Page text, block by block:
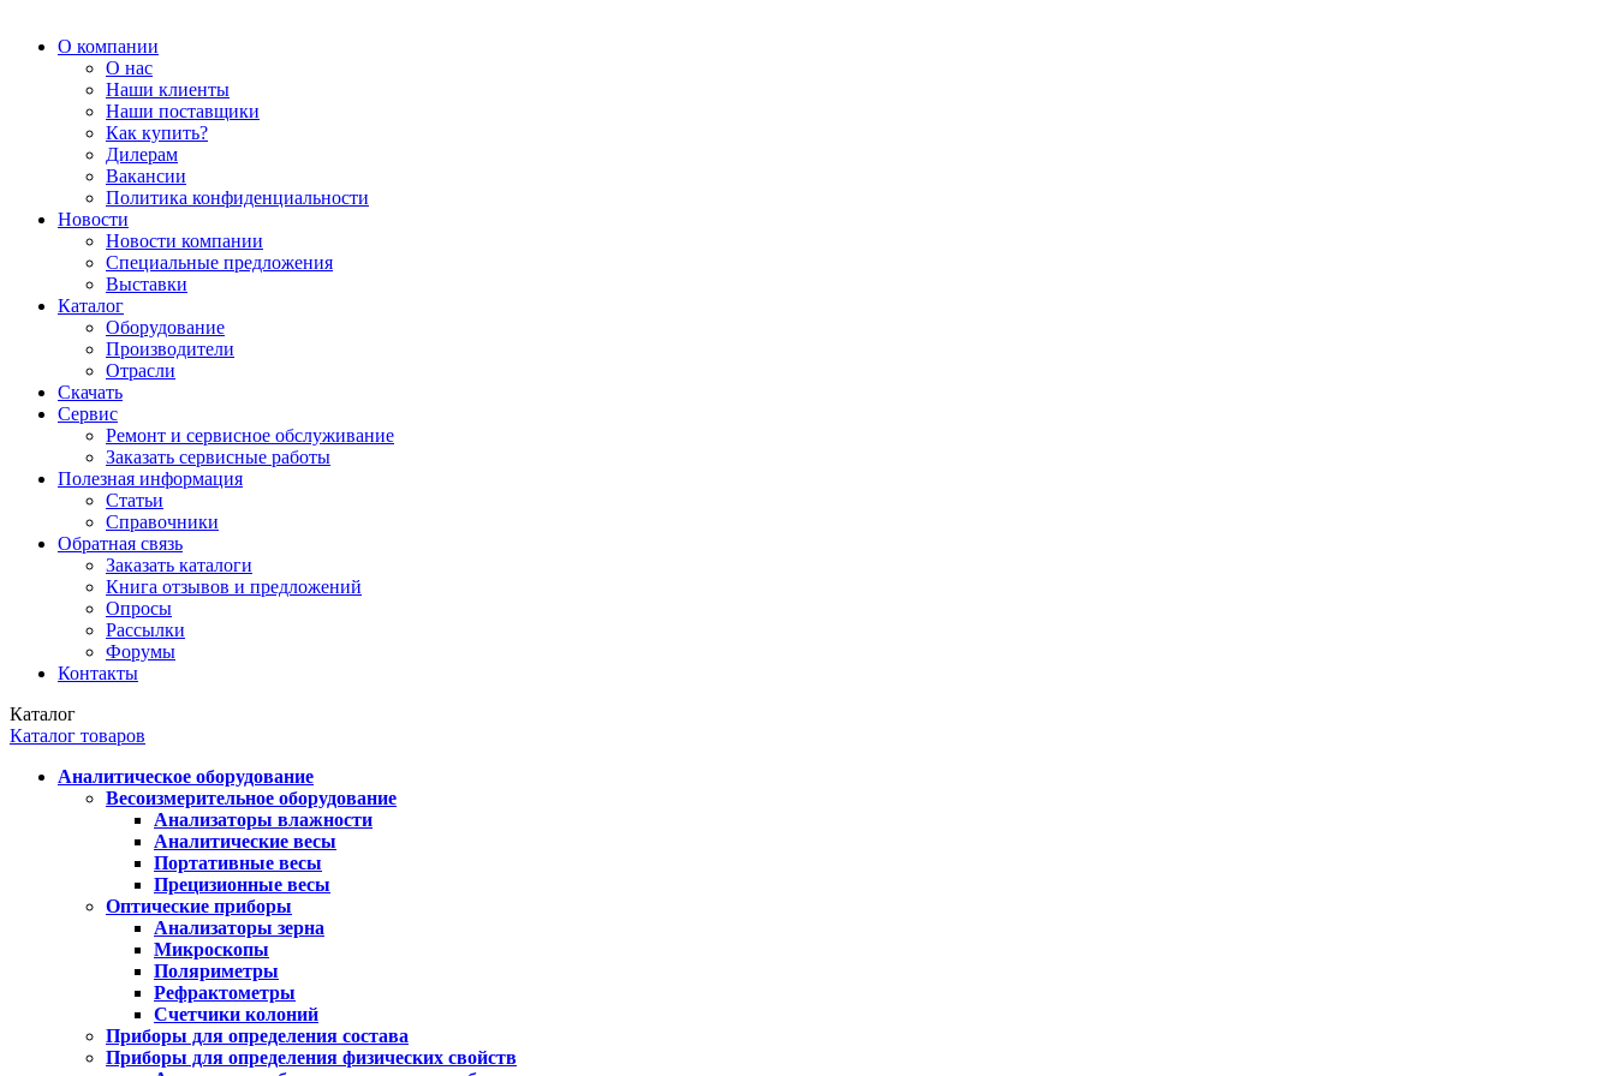
О компании
О нас
Наши клиенты
Наши поставщики
Как купить?
Дилерам
Вакансии
Политика конфиденциальности
Новости
Новости компании
Специальные предложения
Выставки
Каталог
Оборудование
Производители
Отрасли
Скачать
Сервис
Ремонт и сервисное обслуживание
Заказать сервисные работы
Полезная информация
Статьи
Справочники
Обратная связь
Заказать каталоги
Книга отзывов и предложений
Опросы
Рассылки
Форумы
Контакты
Каталог
Каталог товаров
Аналитическое оборудование
Весоизмерительное оборудование
Анализаторы влажности
Аналитические весы
Портативные весы
Прецизионные весы
Оптические приборы
Анализаторы зерна
Микроскопы
Поляриметры
Рефрактометры
Счетчики колоний
Приборы для определения состава
Приборы для определения физических свойств